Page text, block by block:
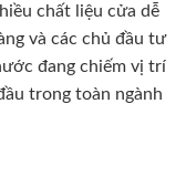
chất liệu cửa dễ
và các chủ đầu tư
đang chiếm vị trí
trong toàn ngành